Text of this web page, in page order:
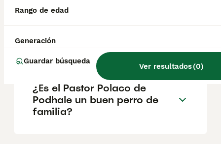
Rango de edad
Generación
Guardar búsqueda
Ver resultados(0)
¿Cuáles son los 3 tipos de
¿Es el Pastor Polaco de
Podhale un buen perro de
familia?